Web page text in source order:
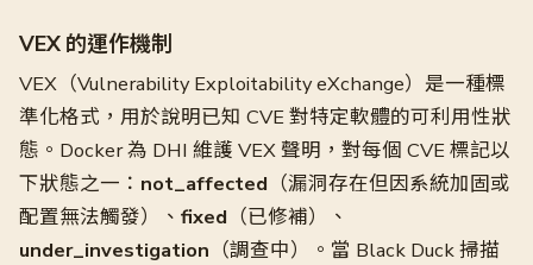
VEX 的運作機制
VEX（Vulnerability Exploitability eXchange）是一種標
準化格式，用於說明已知 CVE 對特定軟體的可利用性狀
態。Docker 為 DHI 維護 VEX 聲明，對每個 CVE 標記以
下狀態之一： not_affected （漏洞存在但因系統加固或
配置無法觸發）、 fixed （已修補）、
under_investigation （調查中）。當 Black Duck 掃描